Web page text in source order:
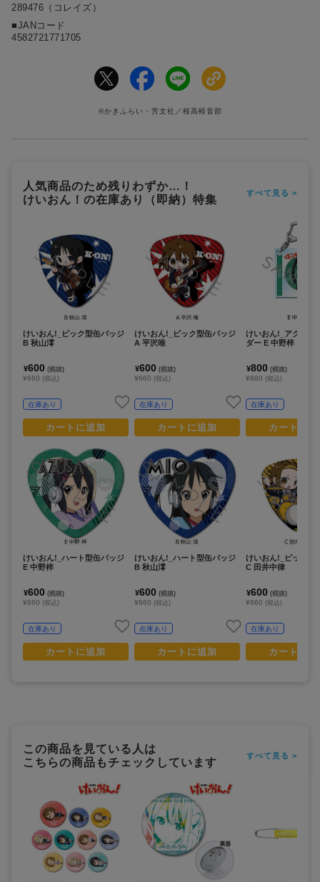
289476（コレイズ）
■JANコード
4582721771705
©かきふらい・芳文社／桜高軽音部
人気商品のため残りわずか…！
けいおん！の在庫あり（即納）特集
すべて見る >
けいおん!_ピック型缶バッジ
B 秋山澪
¥600 (税抜)
¥660 (税込)
在庫あり
カートに追加
けいおん!_ハート型缶バッジ
E 中野梓
¥600 (税抜)
¥660 (税込)
在庫あり
カートに追加
けいおん!_ピック型缶バッジ
A 平沢唯
¥600 (税抜)
¥660 (税込)
在庫あり
カートに追加
けいおん!_ハート型缶バッジ
B 秋山澪
¥600 (税抜)
¥660 (税込)
在庫あり
カートに追加
けいおん!_アクリル
ダー E 中野梓
¥800 (税抜)
¥880 (税込)
在庫あり
カートに
けいおん!_ピック型
C 田井中律
¥600 (税抜)
¥660 (税込)
在庫あり
カートに
この商品を見ている人は
こちらの商品もチェックしています
すべて見る >